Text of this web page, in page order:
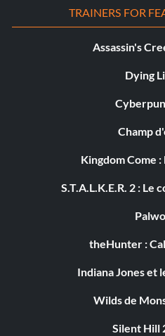
TRAINERS FOR
Assassin's
Dying
Champ
Kingdom Come
S.T.A.L.K.E.R. 2 :
theHunter :
Indiana Jones et
Wilds de
Silent Hill